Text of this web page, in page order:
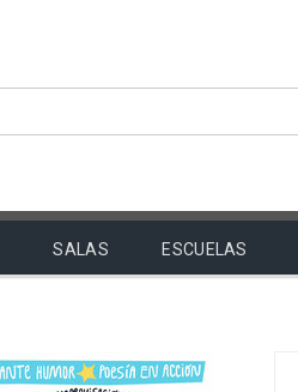
SALAS ESCUELAS